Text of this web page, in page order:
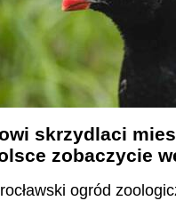
skrzydlaci
zobaczycie
ogród